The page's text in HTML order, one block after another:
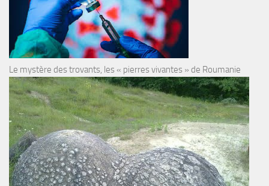
Le mystère des trovants, les « pierres vivantes » de Roumanie